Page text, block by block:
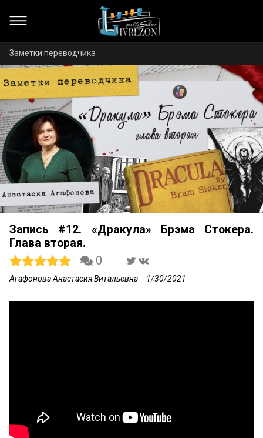
Заметки переводчика
Запись #12. «Дракула» Брэма Стокера.
Глава вторая.
0
Агафонова Анастасия Витальевна 1/30/2021